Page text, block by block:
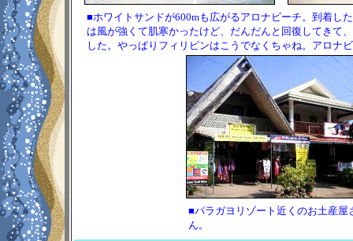
■ホワイトサンドが600mも広がるアロナビーチ。到着し
は風が強くて肌寒かったけど、だんだんと回復してきて
した。やっぱりフィリピンはこうでなくちゃね。アロナ
■パラガヨリゾート近くのお土産屋
ん。